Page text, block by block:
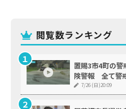
閲覧数ランキング
置賜3市4町の
険警報 全て警
7/26 (日)20:09